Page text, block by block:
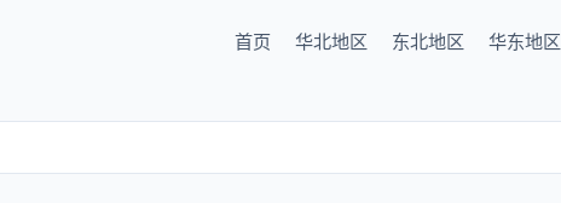
首页 华北地区 东北地区 华东地区